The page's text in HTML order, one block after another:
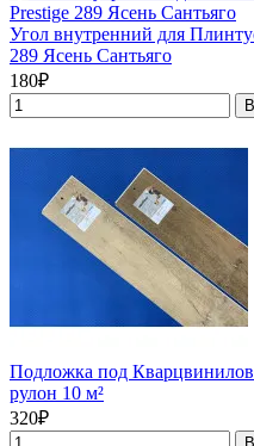
Угол внутренний для
289 Ясень Сантьяго
180₽
Подложка под
рулон 10 м²
320₽